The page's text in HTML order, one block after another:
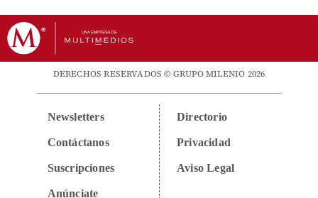
DERECHOS RESERVADOS © GRUPO MILENIO 2026
Newsletters
Contáctanos
Suscripciones
Anúnciate
Directorio
Privacidad
Aviso Legal